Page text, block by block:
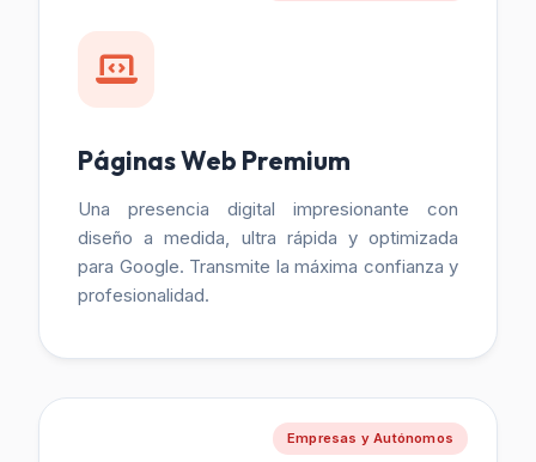
Páginas Web Premium
Una presencia digital impresionante con
diseño a medida, ultra rápida y optimizada
para Google. Transmite la máxima confianza y
profesionalidad.
Empresas y Autónomos